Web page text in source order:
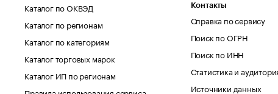
Каталог по ОКВЭД
Каталог по регионам
Каталог по категориям
Каталог торговых марок
Каталог ИП по регионам
Контакты
Справка по сервису
Поиск по ОГРН
Поиск по ИНН
Статистика и
Источники данных